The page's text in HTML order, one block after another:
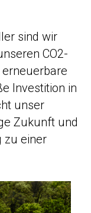
sind wir
CO2-
Investition in
unser
Zukunft und
zu einer